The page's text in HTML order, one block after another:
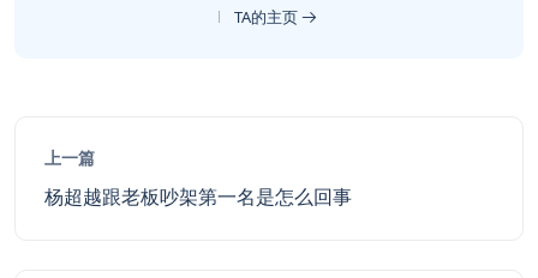
TA的主页
上一篇
杨超越跟老板吵架第一名是怎么回事